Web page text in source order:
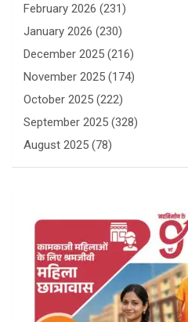
February 2026 (231)
January 2026 (230)
December 2025 (216)
November 2025 (174)
October 2025 (222)
September 2025 (328)
August 2025 (78)